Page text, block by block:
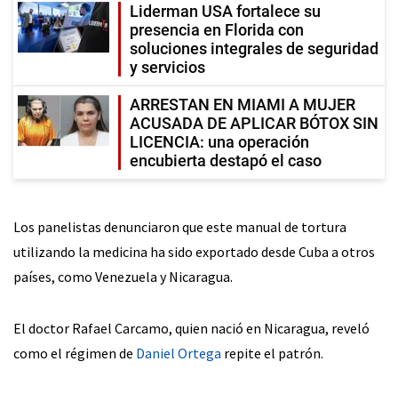
Liderman USA fortalece su
presencia en Florida con
soluciones integrales de seguridad
y servicios
ARRESTAN EN MIAMI A MUJER
ACUSADA DE APLICAR BÓTOX SIN
LICENCIA: una operación
encubierta destapó el caso
Los panelistas denunciaron que este manual de tortura
utilizando la medicina ha sido exportado desde Cuba a otros
países, como Venezuela y Nicaragua.
El doctor Rafael Carcamo, quien nació en Nicaragua, reveló
como el régimen de Daniel Ortega repite el patrón.